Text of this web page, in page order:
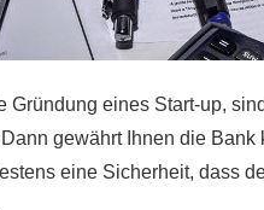
Gründung eines Start-up,
gewährt Ihnen die
eine Sicherheit, dass